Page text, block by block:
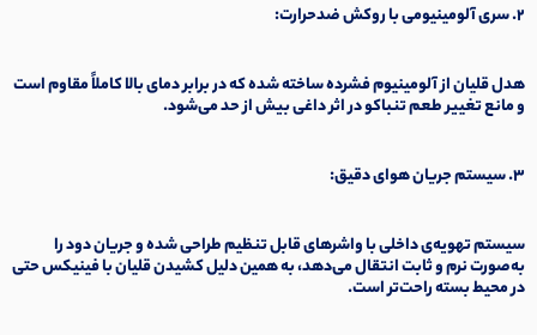
۲. سری آلومینیومی با روکش ضدحرارت:
هدل قلیان از آلومینیوم فشرده ساخته شده که در برابر دمای بالا کاملاً مقاوم است
و مانع تغییر طعم تنباکو در اثر داغی بیش از حد می‌شود.
۳. سیستم جریان هوای دقیق:
سیستم تهویه‌ی داخلی با واشرهای قابل تنظیم طراحی شده و جریان دود را
به‌صورت نرم و ثابت انتقال می‌دهد، به همین دلیل کشیدن قلیان با فینیکس حتی
در محیط بسته راحت‌تر است.